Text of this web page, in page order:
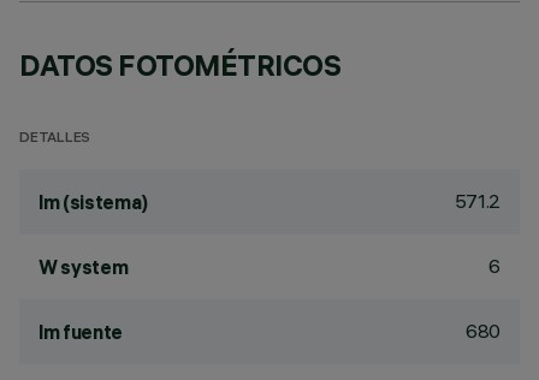
DATOS FOTOMÉTRICOS
DETALLES
lm (sistema) 571.2
W system 6
lm fuente 680